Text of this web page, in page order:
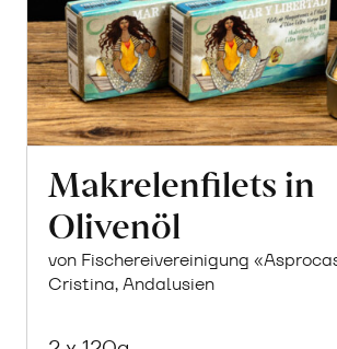
Makrelenfilets in
Olivenöl
von Fischereivereinigung
Cristina, Andalusien